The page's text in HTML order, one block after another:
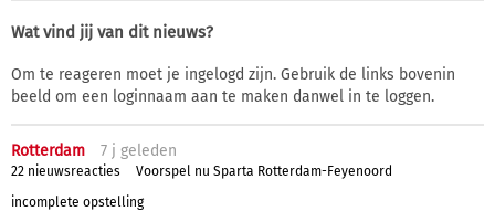
Wat vind jij van dit nieuws?
Om te reageren moet je ingelogd zijn. Gebruik de links bovenin
beeld om een loginnaam aan te maken danwel in te loggen.
Rotterdam 7 j geleden
22 nieuwsreacties
Voorspel nu Sparta Rotterdam-Feyenoord
incomplete opstelling